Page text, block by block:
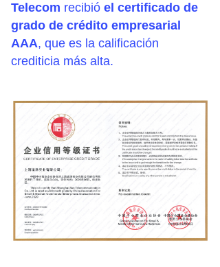
Telecom recibió el certificado de
grado de crédito empresarial
AAA, que es la calificación
crediticia más alta.